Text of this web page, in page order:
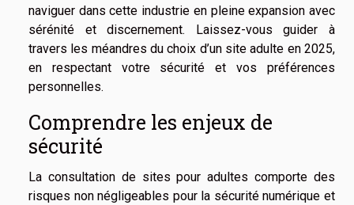
naviguer dans cette industrie en pleine expansion avec
sérénité et discernement. Laissez-vous guider à
travers les méandres du choix d’un site adulte en 2025,
en respectant votre sécurité et vos préférences
personnelles.
Comprendre les enjeux de
sécurité
La consultation de sites pour adultes comporte des
risques non négligeables pour la sécurité numérique et